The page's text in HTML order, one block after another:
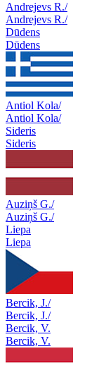
Andrejevs R./
Andrejevs R./
Dūdens
Dūdens
Antiol Kola/
Antiol Kola/
Sideris
Sideris
Auziņš G./
Auziņš G./
Liepa
Liepa
Bercik, J./
Bercik, J./
Bercik, V.
Bercik, V.